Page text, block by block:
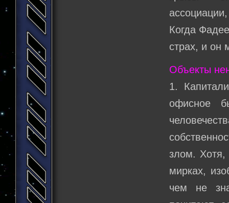
Когда
страх, и он
Объекты
1.
офисное
злом. Хотя,
мирках,
чем не